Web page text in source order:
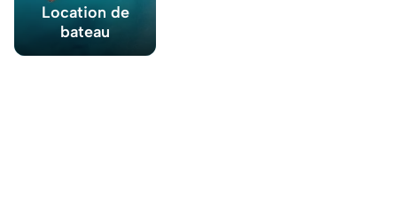
Location de
bateau